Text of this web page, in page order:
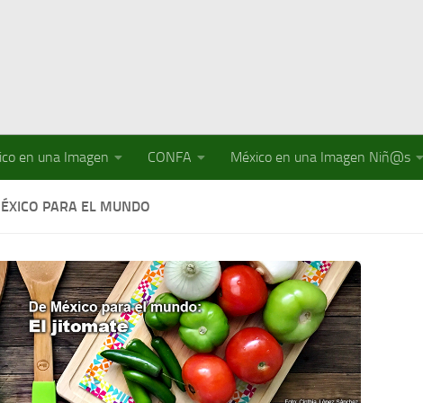
en una Imagen CONFA México en una Imagen Niñ@s
PARA EL MUNDO